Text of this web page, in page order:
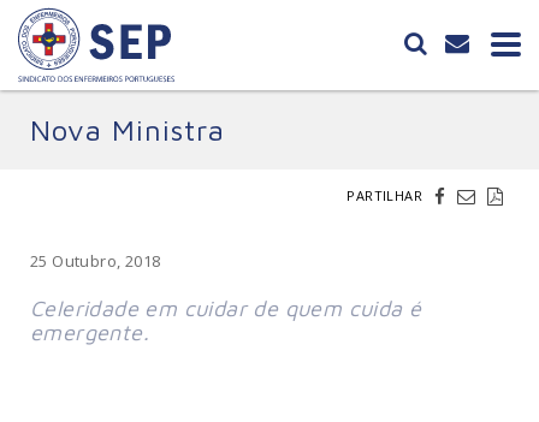
Nova Ministra
PARTILHAR
25 Outubro, 2018
Celeridade em cuidar de quem cuida é
emergente.